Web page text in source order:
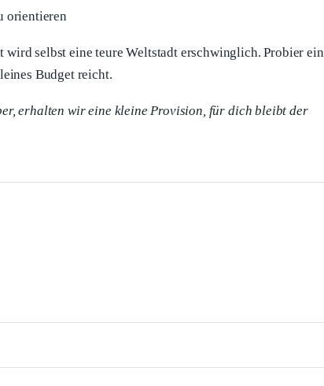
orientieren
selbst eine teure Weltstadt erschwinglich. Probier ein
Budget reicht.
erhalten wir eine kleine Provision, für dich bleibt der